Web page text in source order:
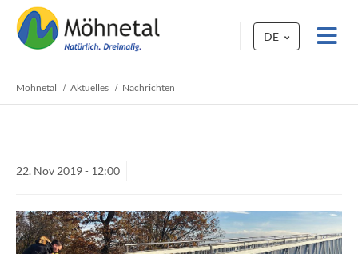
DE
Möhnetal Aktuelles Nachrichten
22. Nov 2019 - 12:00